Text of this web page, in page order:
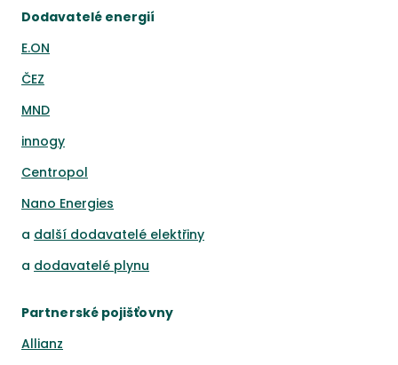
Dodavatelé energií
E.ON
ČEZ
MND
innogy
Centropol
Nano Energies
a další dodavatelé elektřiny
a dodavatelé plynu
Partnerské pojišťovny
Allianz